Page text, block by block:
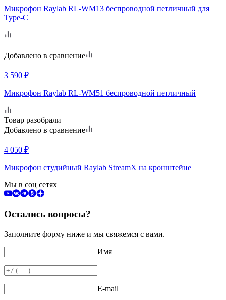
Микрофон Raylab RL-WM13 беспроводной петличный для
Type-C
Добавлено в сравнение
3 590 ₽
Микрофон Raylab RL-WM51 беспроводной петличный
Товар разобрали
Добавлено в сравнение
4 050 ₽
Микрофон студийный Raylab StreamX на кронштейне
Мы в соц сетях
Остались вопросы?
Заполните форму ниже и мы свяжемся с вами.
Имя
E-mail